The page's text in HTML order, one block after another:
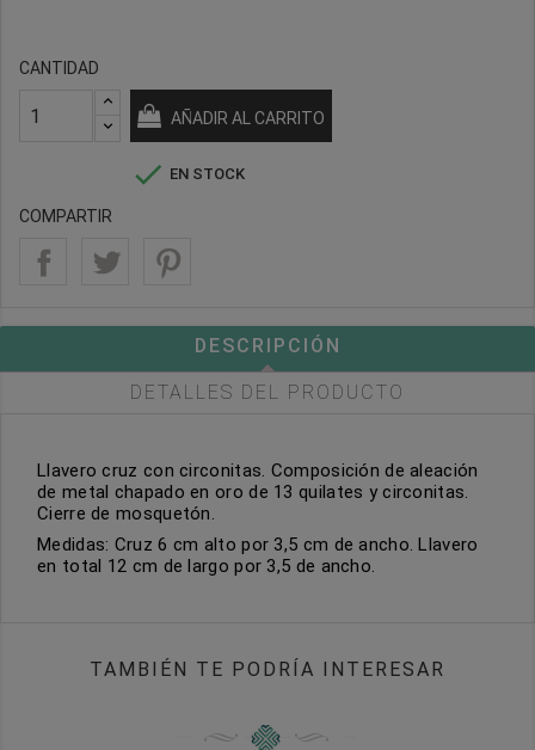
CANTIDAD
AÑADIR AL CARRITO
 EN STOCK
COMPARTIR
DESCRIPCIÓN
DETALLES DEL PRODUCTO
Llavero cruz con circonitas. Composición de aleación
de metal chapado en oro de 13 quilates y circonitas.
Cierre de mosquetón.
Medidas: Cruz 6 cm alto por 3,5 cm de ancho. Llavero
en total 12 cm de largo por 3,5 de ancho.
TAMBIÉN TE PODRÍA INTERESAR